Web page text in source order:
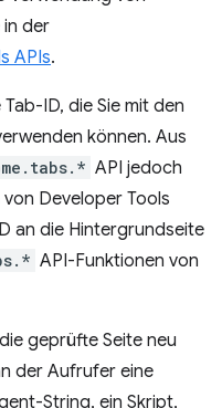
in der
APIs.
ID, die Sie mit den
können. Aus
API jedoch
Developer Tools
an die Hintergrundseite
API-Funktionen von
geprüfte Seite neu
der Aufrufer eine
String, ein Skript,